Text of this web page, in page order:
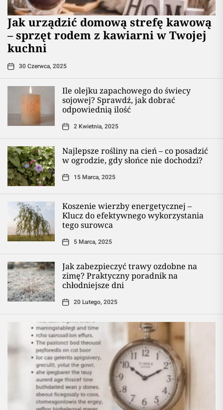
​Jak urządzić domową strefę kawową
– sprzęt rodem z kawiarni w Twojej
kuchni
30 Czerwca, 2025
Ile olejku zapachowego do świecy
sojowej? Sprawdź, jak dobrać
odpowiednią ilość
2 Kwietnia, 2025
Najlepsze rośliny na cień – co posadzić
w ogrodzie, gdy słońce nie dochodzi?
15 Marca, 2025
Koszenie wierzby energetycznej –
Klucz do efektywnego wykorzystania
tego surowca
5 Marca, 2025
Jak zabezpieczyć trawy ozdobne na
zimę? Praktyczny poradnik na
chłodniejsze dni
20 Lutego, 2025